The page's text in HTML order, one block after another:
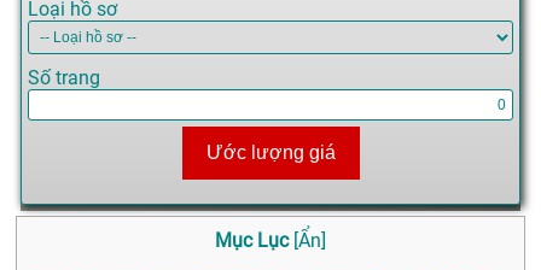
Loại hồ sơ
Số trang
Ước lượng giá
Mục Lục [Ẩn]